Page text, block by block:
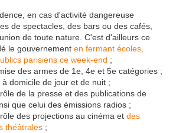
en cas d'activité dangereuse
de spectacles, des bars ou des cafés,
de toute nature. C'est d'ailleurs ce
le gouvernement en fermant écoles,
parisiens ce week-end ;
des armes de 1e, 4e et 5e catégories ;
domicile de jour et de nuit ;
de la presse et des publications de
que celui des émissions radios ;
des projections au cinéma et des
théâtrales ;